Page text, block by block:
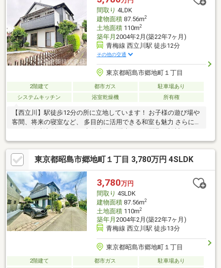
間取り 4LDK
建物面積87.56m2
土地面積110m2
築年月 2004年2月(築22年7ヶ月)
青梅線 西立川駅 徒歩12分
その他の交通
東京都昭島市郷地町１丁目
2階建て 都市ガス
駐車場あり
システムキッチン
浴室乾燥機 所有権
【西立川】駅徒歩12分の所に立地しています！ お子様の遊び場や
客間、将来の寝室など、 多目的に活用できる和室も魅力 さらに
W.I.Cや各所収納も備え、 収納力にも配慮された間取り設計
東京都昭島市郷地町１丁目 3,780万円 4SLDK
3,780万円
間取り 4SLDK
建物面積87.56m2
土地面積110m2
築年月 2004年2月(築22年7ヶ月)
青梅線 西立川駅 徒歩13分
東京都昭島市郷地町１丁目
2階建て 都市ガス
駐車場あり